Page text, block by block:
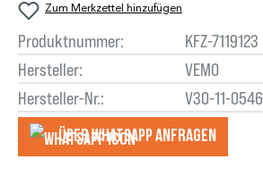
Zum Merkzettel hinzufügen
Produktnummer:
KFZ-7119123
Hersteller:
VEMO
Hersteller-Nr.:
V30-11-0546
Über WhatsApp anfragеn